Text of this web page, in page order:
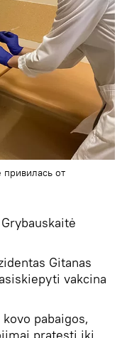
привилась от
Gitanas
vakcina
pabaigos,
pratęsti iki